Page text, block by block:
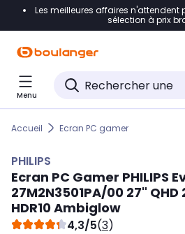
Accéder directement à la
Accéder directement au pied de
Accéder directement au chatbot
Les meilleures affaires n'attendent
sélection à prix
Menu
Accueil Ecran PC gamer
PHILIPS
Ecran PC Gamer PHILIPS
27M2N3501PA/00 27" QHD
HDR10 Ambiglow
4,3/5(3)